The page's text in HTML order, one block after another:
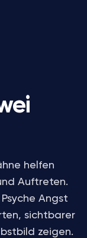
helfen
Auftreten.
Angst
sichtbarer
zeigen.